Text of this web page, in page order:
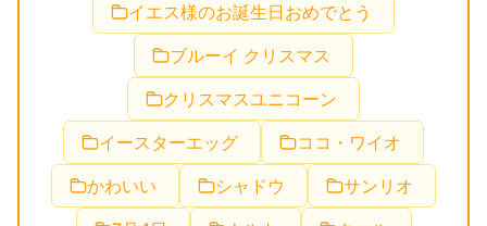
イエス様のお誕生日おめでとう
ブルーイ クリスマス
クリスマスユニコーン
イースターエッグ
ココ・ワイオ
かわいい
シャドウ
サンリオ